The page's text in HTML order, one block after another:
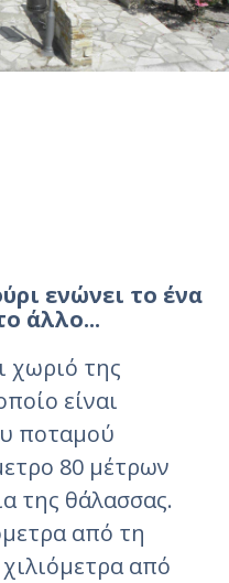
ενώνει το ένα
άλλο...
χωριό της
είναι
ποταμού
80 μέτρων
της θάλασσας.
από τη
από